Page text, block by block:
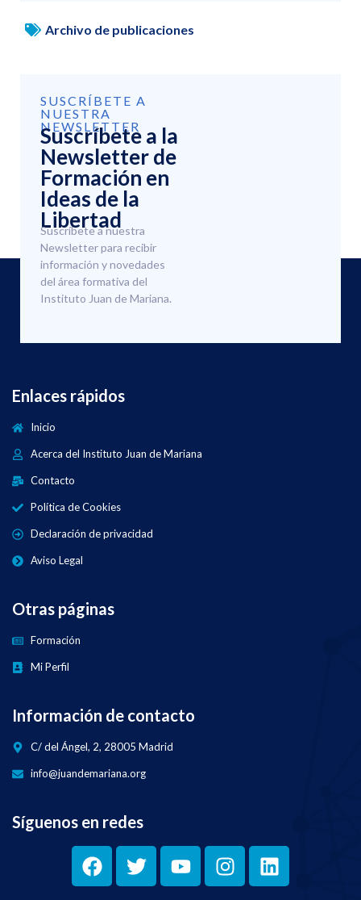
Archivo de publicaciones
SUSCRÍBETE A
NUESTRA
NEWSLETTER
Suscríbete a la
Newsletter de
Formación en
Ideas de la
Libertad
Suscríbete a nuestra
Newsletter para recibir
información y novedades
del área formativa del
Instituto Juan de Mariana.
Enlaces rápidos
Inicio
Acerca del Instituto Juan de Mariana
Contacto
Política de Cookies
Declaración de privacidad
Aviso Legal
Otras páginas
Formación
Mi Perfil
Información de contacto
C/ del Ángel, 2, 28005 Madrid
info@juandemariana.org
Síguenos en redes